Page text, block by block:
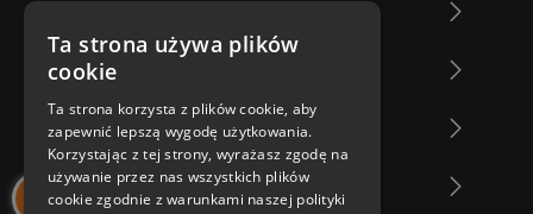
Zakupy u nas
Nasza oferta
Nasi autorzy
Ta strona używa plików
cookie
Ta strona korzysta z plików cookie, aby
zapewnić lepszą wygodę użytkowania.
Korzystając z tej strony, wyrażasz zgodę na
używanie przez nas wszystkich plików
cookie zgodnie z warunkami naszej polityki